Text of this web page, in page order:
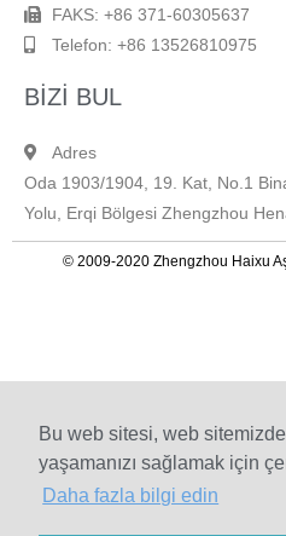
Bu web sitesi, web
yaşamanızı sağlamak için
Daha fazla bilgi edin
FAKS: +86 371-60305637
Telefon: +86 13526810975
BİZİ BUL
Adres
Oda 1903/1904, 19. Kat, No.1
Yolu, Erqi Bölgesi Zhengzhou
© 2009-2020 Zhengzhou Haixu